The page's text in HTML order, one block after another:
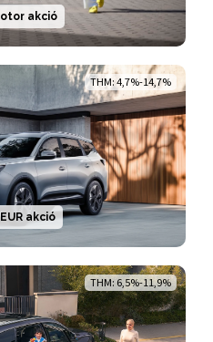
akció
THM: 4,7%-14,7%
akció
THM: 6,5%-11,9%